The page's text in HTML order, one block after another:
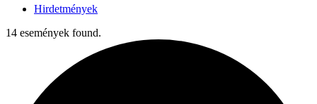
Hirdetmények
14 események found.